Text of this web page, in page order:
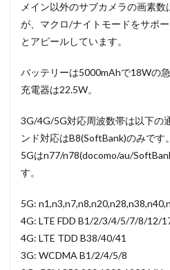
メイン以外のサブカメラの画素
が、マクロ/ナイトモードをサポ
とアピールしています。
バッテリーは5000mAhで18Wの
充電器は22.5W。
3G/4G/5G対応周波数帯は以下の
ンド対応はB8(SoftBank)のみです。
5Gはn77/n78(docomo/au/
す。
5G:
4G: LTE FDD B1/2/3/4/5/7/8/12/
4G: LTE TDD B38/40/41
3G: WCDMA B1/2/4/5/8